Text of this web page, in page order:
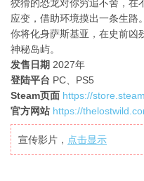
狡猾的恐龙对你穷追不舍，在
应变，借助环境摸出一条生路。
你将化身萨斯基亚，在史前凶
神秘岛屿。
发售日期 2027年
登陆平台 PC、PS5
Steam页面 https://
官方网站 https://
宣传影片， 点击显示